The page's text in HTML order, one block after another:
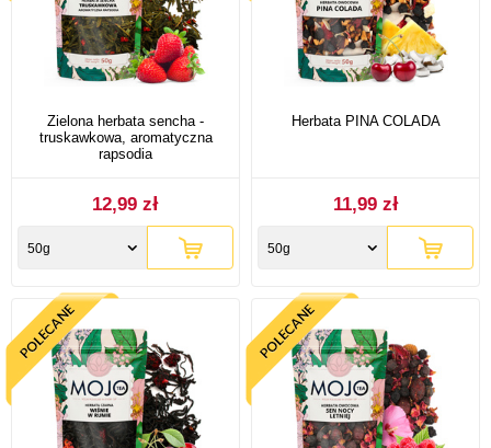
Zielona herbata sencha -
truskawkowa, aromatyczna
rapsodia
12,99 zł
50g
Herbata PINA COLADA
11,99 zł
50g